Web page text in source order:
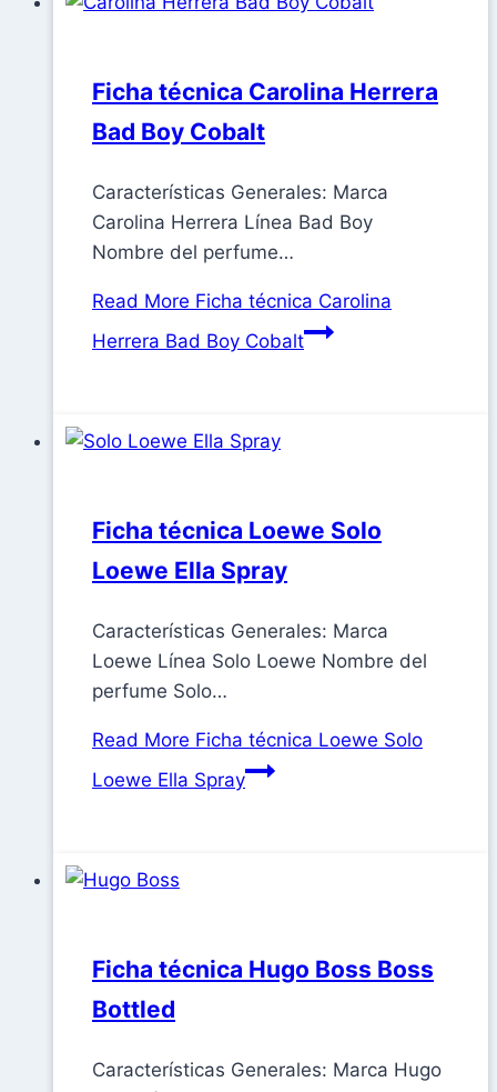
Ficha técnica Carolina Herrera
Bad Boy Cobalt
Características Generales: Marca
Carolina Herrera Línea Bad Boy
Nombre del perfume…
Read More Ficha técnica Carolina
Herrera Bad Boy Cobalt
Ficha técnica Loewe Solo
Loewe Ella Spray
Características Generales: Marca
Loewe Línea Solo Loewe Nombre del
perfume Solo…
Read More Ficha técnica Loewe Solo
Loewe Ella Spray
Ficha técnica Hugo Boss Boss
Bottled
Características Generales: Marca Hugo